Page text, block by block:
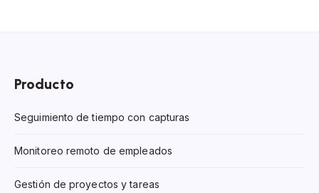
Producto
Seguimiento de tiempo con capturas
Monitoreo remoto de empleados
Gestión de proyectos y tareas